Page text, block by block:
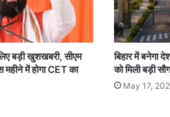
बड़ी खुशखबरी, सीएम
महीने में होगा CET का
बिहार में बनेगा
को मिली बड़ी
May 17,